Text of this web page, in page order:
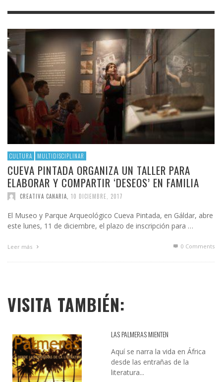
CULTURA MULTIDISCIPLINAR
CUEVA PINTADA ORGANIZA UN TALLER PARA
ELABORAR Y COMPARTIR ‘DESEOS’ EN FAMILIA
CREATIVA CANARIA 10 DICIEMBRE, 2017
El Museo y Parque Arqueológico Cueva Pintada, en Gáldar, abre
este lunes, 11 de diciembre, el plazo de inscripción para …
Leer más 0 Comments
VISITA TAMBIÉN:
LAS PALMERAS MIENTEN
Aquí se narra la vida en África
desde las entrañas de la
literatura...